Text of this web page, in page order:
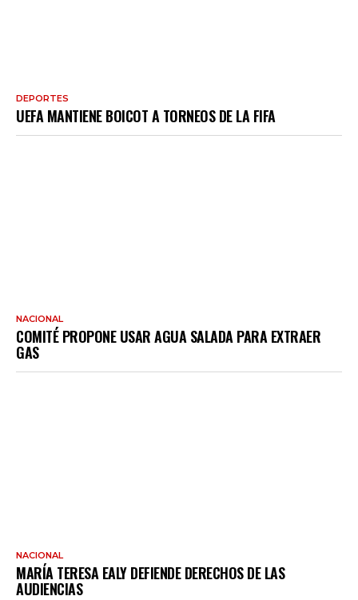
DEPORTES
UEFA MANTIENE BOICOT A TORNEOS DE LA FIFA
NACIONAL
COMITÉ PROPONE USAR AGUA SALADA PARA EXTRAER
GAS
NACIONAL
MARÍA TERESA EALY DEFIENDE DERECHOS DE LAS
AUDIENCIAS